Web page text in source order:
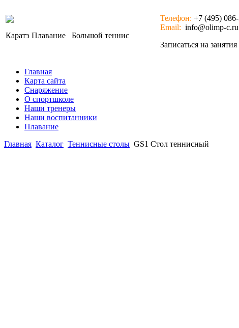
Каратэ Плавание Большой теннис
Телефон: +7 (495)
Email: info@olimp-c.ru
Записаться на
Главная
Карта сайта
Снаряжение
О спортшколе
Наши тренеры
Наши воспитанники
Плавание
Главная Каталог Теннисные столы GS1 Стол теннисный